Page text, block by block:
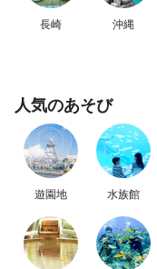
長崎 沖縄
人気のあそび
遊園地 水族館